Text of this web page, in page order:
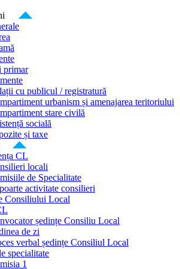
primar
cu publicul / registratură
urbanism și amenajarea teritoriului
stare civilă
socială
și taxe
CL
locali
de Specialitate
activitate consilieri
Consiliului Local
ședințe Consiliu Local
de zi
verbal ședințe Consiliul Local
specialitate
1